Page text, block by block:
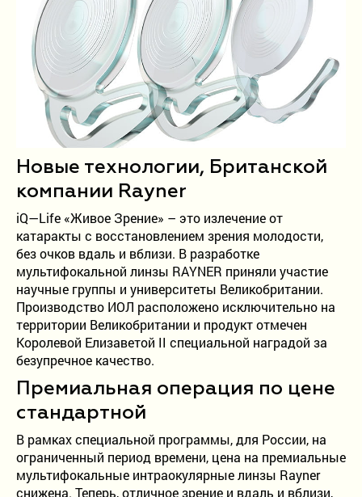
Лечение кератоконуса
8-800-302-99-93
Бесплатно по России
+7 (815) 256-66-56
+7 (921) 150-04-00
9:00 - 19:00
без выходных
Новые технологии, Британской
компании Rayner
iQ—Life «Живое Зрение» – это излечение от
катаракты с восстановлением зрения молодости,
без очков вдаль и вблизи. В разработке
мультифокальной линзы RAYNER приняли участие
научные группы и университеты Великобритании.
Производство ИОЛ расположено исключительно на
территории Великобритании и продукт отмечен
Королевой Елизаветой II специальной наградой за
безупречное качество.
Премиальная операция по цене
стандартной
В рамках специальной программы, для России, на
ограниченный период времени, цена на премиальные
мультифокальные интраокулярные линзы Rayner
снижена. Теперь, отличное зрение и вдаль и вблизи,